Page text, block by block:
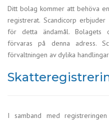
Ditt bolag kommer att behöva
registrerat. Scandicorp
för detta ändamål. Bolagets
förvaras på denna adress.
förvaltningen av dylika
I samband med